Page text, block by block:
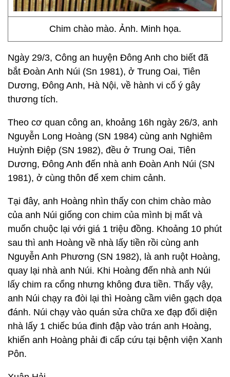
Chim chào mào. Ảnh. Minh họa.
Ngày 29/3, Công an huyện Đông Anh cho biết đã
bắt Đoàn Anh Núi (Sn 1981), ở Trung Oai, Tiên
Dương, Đông Anh, Hà Nội, về hành vi cố ý gây
thương tích.
Theo cơ quan công an, khoảng 16h ngày 26/3, anh
Nguyễn Long Hoàng (SN 1984) cùng anh Nghiêm
Huỳnh Điệp (SN 1982), đều ở Trung Oai, Tiên
Dương, Đông Anh đến nhà anh Đoàn Anh Núi (SN
1981), ở cùng thôn để xem chim cảnh.
Tại đây, anh Hoàng nhìn thấy con chim chào mào
của anh Núi giống con chim của mình bị mất và
muốn chuộc lại với giá 1 triệu đồng. Khoảng 10 phút
sau thì anh Hoàng về nhà lấy tiền rồi cùng anh
Nguyễn Anh Phương (SN 1982), là anh ruột Hoàng,
quay lại nhà anh Núi. Khi Hoàng đến nhà anh Núi
lấy chim ra cổng nhưng không đưa tiền. Thấy vậy,
anh Núi chạy ra đòi lại thì Hoàng cầm viên gạch dọa
đánh. Núi chạy vào quán sửa chữa xe đạp đối diện
nhà lấy 1 chiếc búa đinh đập vào trán anh Hoàng,
khiến anh Hoàng phải đi cấp cứu tại bệnh viện Xanh
Pôn.